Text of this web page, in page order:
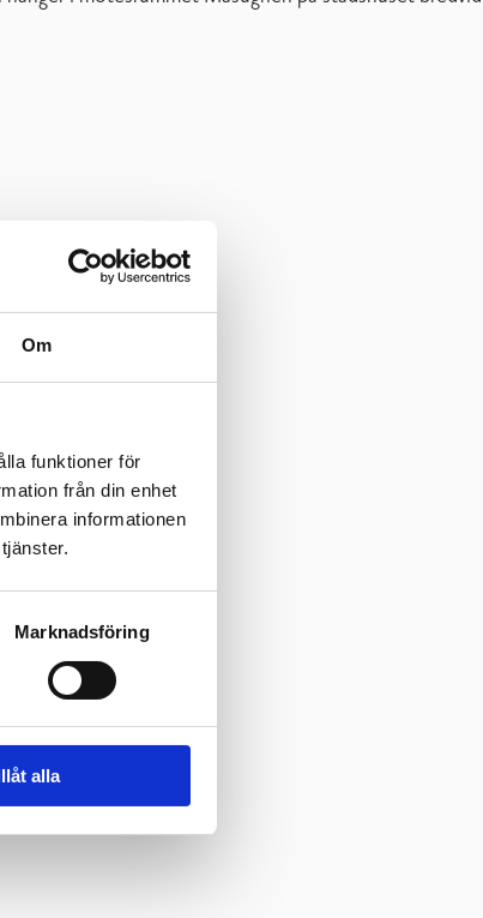
Om
funktioner för
från din enhet
informationen
Marknadsföring
alla